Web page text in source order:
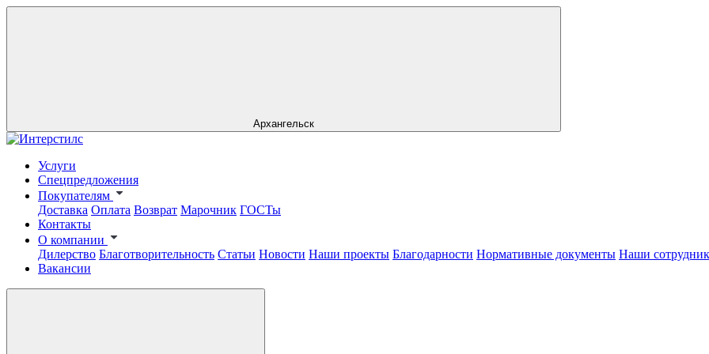
Архангельск
Услуги
Спецпредложения
Покупателям
Доставка Оплата Возврат Марочник ГОСТы
Контакты
О компании
Дилерство Благотворительность Статьи Новости Наши проекты Благодарности Нормативные документы Наши
Вакансии